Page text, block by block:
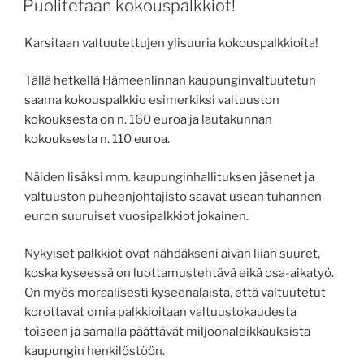
Puolitetaan kokouspalkkiot!
Karsitaan valtuutettujen ylisuuria kokouspalkkioita!
Tällä hetkellä Hämeenlinnan kaupunginvaltuutetun
saama kokouspalkkio esimerkiksi valtuuston
kokouksesta on n. 160 euroa ja lautakunnan
kokouksesta n. 110 euroa.
Näiden lisäksi mm. kaupunginhallituksen jäsenet ja
valtuuston puheenjohtajisto saavat usean tuhannen
euron suuruiset vuosipalkkiot jokainen.
Nykyiset palkkiot ovat nähdäkseni aivan liian suuret,
koska kyseessä on luottamustehtävä eikä osa-aikatyö.
On myös moraalisesti kyseenalaista, että valtuutetut
korottavat omia palkkioitaan valtuustokaudesta
toiseen ja samalla päättävät miljoonaleikkauksista
kaupungin henkilöstöön.